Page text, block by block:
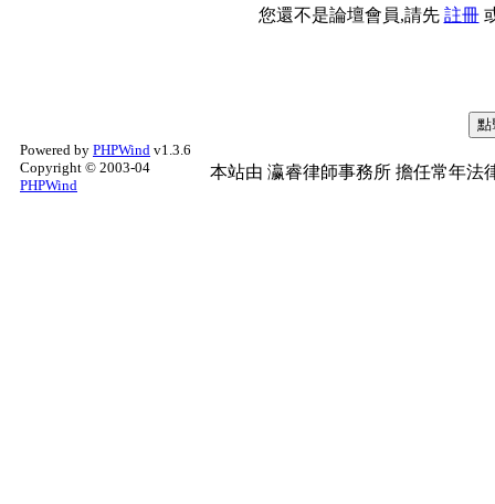
您還不是論壇會員,請先 註冊
Powered by PHPWind v1.3.6
Copyright © 2003-04
PHPWind
本站由 瀛睿律師事務所 擔任常年法